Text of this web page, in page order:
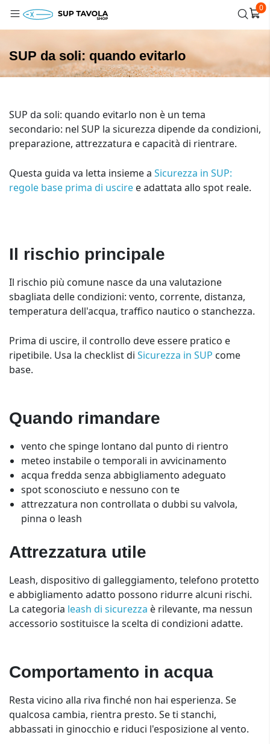
0
SUP da soli: quando evitarlo
SUP da soli: quando evitarlo non è un tema
secondario: nel SUP la sicurezza dipende da condizioni,
preparazione, attrezzatura e capacità di rientrare.
Questa guida va letta insieme a Sicurezza in SUP:
regole base prima di uscire e adattata allo spot reale.
Il rischio principale
Il rischio più comune nasce da una valutazione
sbagliata delle condizioni: vento, corrente, distanza,
temperatura dell'acqua, traffico nautico o stanchezza.
Prima di uscire, il controllo deve essere pratico e
ripetibile. Usa la checklist di Sicurezza in SUP come
base.
Quando rimandare
vento che spinge lontano dal punto di rientro
meteo instabile o temporali in avvicinamento
acqua fredda senza abbigliamento adeguato
spot sconosciuto e nessuno con te
attrezzatura non controllata o dubbi su valvola,
pinna o leash
Attrezzatura utile
Leash, dispositivo di galleggiamento, telefono protetto
e abbigliamento adatto possono ridurre alcuni rischi.
La categoria leash di sicurezza è rilevante, ma nessun
accessorio sostituisce la scelta di condizioni adatte.
Comportamento in acqua
Resta vicino alla riva finché non hai esperienza. Se
qualcosa cambia, rientra presto. Se ti stanchi,
abbassati in ginocchio e riduci l'esposizione al vento.